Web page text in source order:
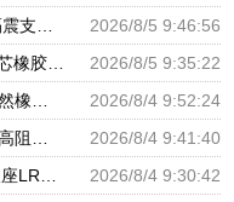
2026/8/5 9:46:56
2026/8/5 9:35:22
2026/8/4 9:52:24
2026/8/4 9:41:40
2026/8/4 9:30:42